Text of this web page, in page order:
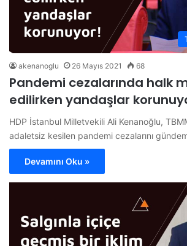
akenanoglu 26 Mayıs 2021 68
Pandemi cezalarında halk
edilirken yandaşlar
HDP İstanbul Milletvekili Ali Kenanoğlu,
adaletsiz kesilen pandemi cezalarını
Devamını Oku »